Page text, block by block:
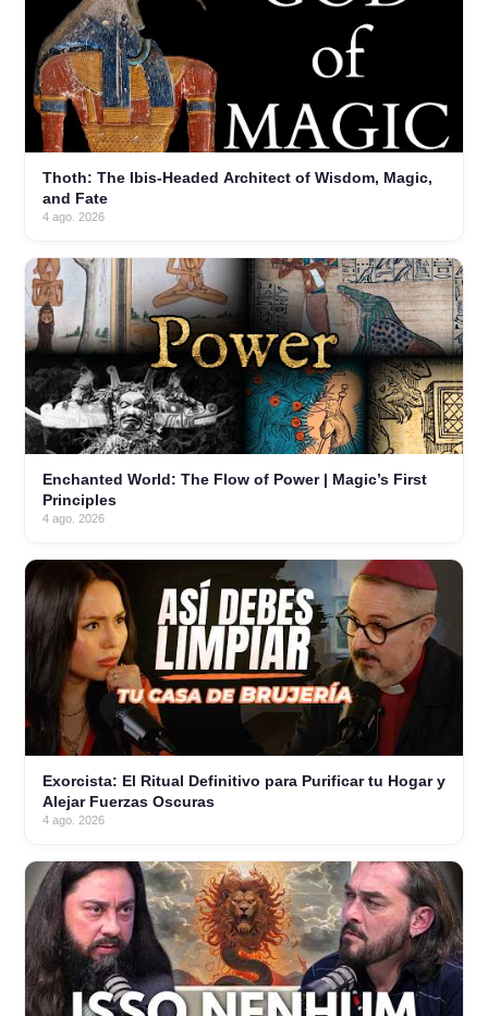
Thoth: The Ibis-Headed Architect of Wisdom, Magic,
and Fate
4 ago. 2026
Enchanted World: The Flow of Power | Magic’s First
Principles
4 ago. 2026
Exorcista: El Ritual Definitivo para Purificar tu Hogar y
Alejar Fuerzas Oscuras
4 ago. 2026